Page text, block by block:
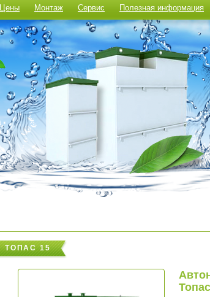
Цены Монтаж Сервис Полезная информация
ТОПАС 15